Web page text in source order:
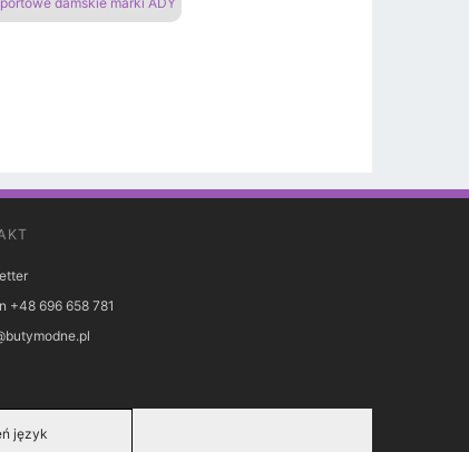
+48 696 658 781
język